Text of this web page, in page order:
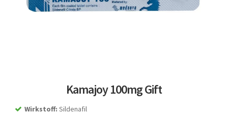
Kontakt
Kamajoy 100mg Gift
Wirkstoff: Sildenafil